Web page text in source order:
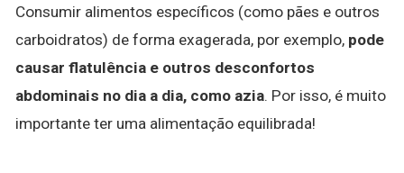
Consumir alimentos específicos (como pães e outros
carboidratos) de forma exagerada, por exemplo, pode
causar flatulência e outros desconfortos
abdominais no dia a dia, como azia. Por isso, é muito
importante ter uma alimentação equilibrada!